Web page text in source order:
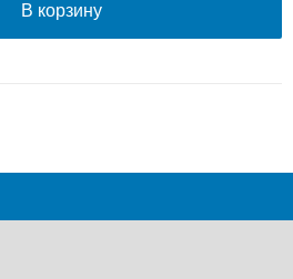
В корзину